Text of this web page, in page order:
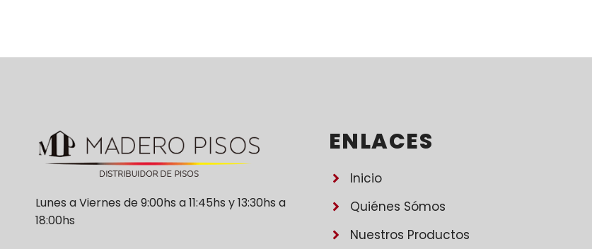
Lunes a Viernes de 9:00hs a 11:45hs y 13:30hs a
18:00hs
ENLACES
Inicio
Quiénes Sómos
Nuestros Productos